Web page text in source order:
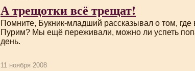
А трещотки всё трещат!
Помните, Букник-младший рассказывал о том, где
Пурим? Мы ещё переживали, можно ли успеть
день.
11 ноября 2008